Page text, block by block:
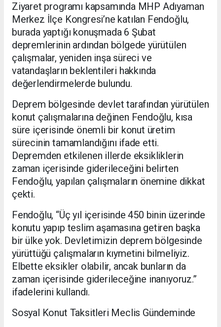
Ziyaret programı kapsamında MHP Adıyaman
Merkez İlçe Kongresi’ne katılan Fendoğlu,
burada yaptığı konuşmada 6 Şubat
depremlerinin ardından bölgede yürütülen
çalışmalar, yeniden inşa süreci ve
vatandaşların beklentileri hakkında
değerlendirmelerde bulundu.
Deprem bölgesinde devlet tarafından yürütülen
konut çalışmalarına değinen Fendoğlu, kısa
süre içerisinde önemli bir konut üretim
sürecinin tamamlandığını ifade etti.
Depremden etkilenen illerde eksikliklerin
zaman içerisinde giderileceğini belirten
Fendoğlu, yapılan çalışmaların önemine dikkat
çekti.
Fendoğlu, “Üç yıl içerisinde 450 binin üzerinde
konutu yapıp teslim aşamasına getiren başka
bir ülke yok. Devletimizin deprem bölgesinde
yürüttüğü çalışmaların kıymetini bilmeliyiz.
Elbette eksikler olabilir, ancak bunların da
zaman içerisinde giderileceğine inanıyoruz.”
ifadelerini kullandı.
Sosyal Konut Taksitleri Meclis Gündeminde